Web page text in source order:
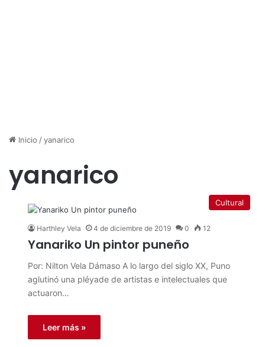
Inicio /yanarico
yanarico
Cultural
Harthley Vela 4 de diciembre de 2019 0 12
Yanariko Un pintor puneño
Por: Nilton Vela Dámaso A lo largo del siglo XX, Puno
aglutinó una pléyade de artistas e intelectuales que
actuaron…
Leer más »